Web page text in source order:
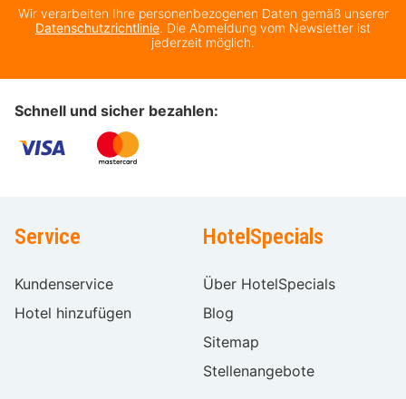
Wir verarbeiten Ihre personenbezogenen Daten gemäß unserer
Datenschutzrichtlinie. Die Abmeldung vom Newsletter ist
jederzeit möglich.
Schnell und sicher bezahlen:
Service
Kundenservice
Hotel hinzufügen
HotelSpecials
Über HotelSpecials
Blog
Sitemap
Stellenangebote